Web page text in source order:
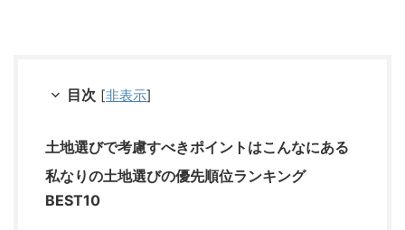
目次 [非表示]
土地選びで考慮すべきポイントはこんなにある
私なりの土地選びの優先順位ランキング
BEST10